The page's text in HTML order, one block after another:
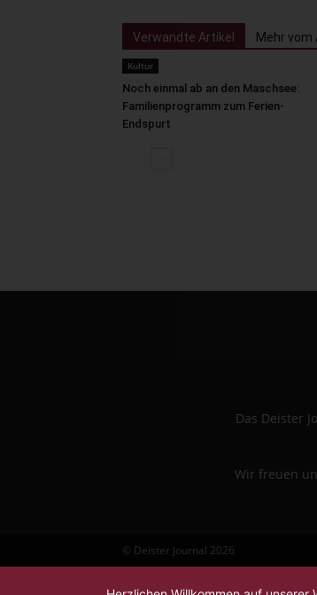
Verwandte Artikel Mehr vom
Kultur
Noch einmal ab an den Maschsee:
Familienprogramm zum Ferien-
Endspurt
Das Deister
Wir freuen
© Deister Journal 2026